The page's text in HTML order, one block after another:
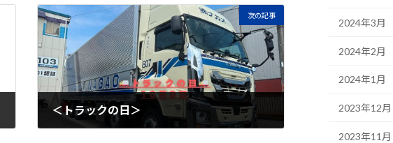
次の記事
＜トラックの日＞
2024年3月
2024年2月
2024年1月
2023年12月
2023年11月